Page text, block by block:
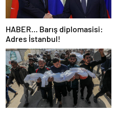
HABER… Barış diplomasisi:
Adres İstanbul!